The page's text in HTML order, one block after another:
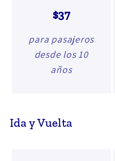
$37
para pasajeros
desde los 10
años
Ida y Vuelta